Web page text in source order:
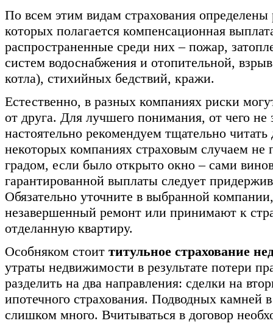
По всем этим видам страхования
которых полагается компенсационная
распространенные среди них – пожар,
систем водоснабжения и отопительной,
котла), стихийных бедствий, кражи.
Естественно, в разных компаниях риски
от друга. Для лучшего понимания, от чего не
настоятельно рекомендуем тщательно
некоторых компаниях страховым случаем не
градом, если было открыто окно – сами
гарантированной выплаты следует
Обязательно уточните в выбранной
незавершенный ремонт или принимают к
отделанную квартиру.
Особняком стоит титульное страхование
утраты недвижимости в результате потери
разделить на два направления: сделки на
ипотечного страхования. Подводных камней
слишком много. Вчитываться в договор